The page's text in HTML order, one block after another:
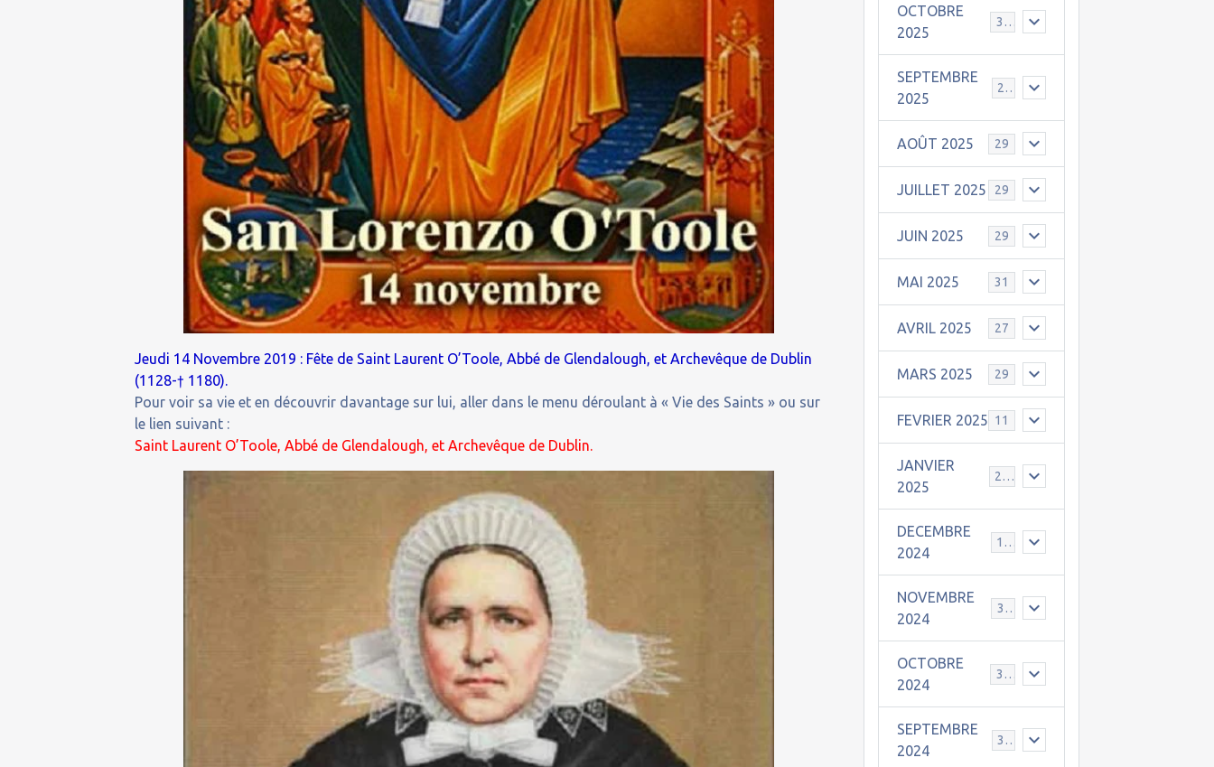
Jeudi 14 Novembre 2019 : Fête de Saint Laurent O’Toole, Abbé de Glendalough, et Archevêque de Dublin
(1128-† 1180).
Pour voir sa vie et en découvrir davantage sur lui, aller dans le menu déroulant à « Vie des Saints » ou sur
le lien suivant :
Saint Laurent O’Toole, Abbé de Glendalough, et Archevêque de Dublin.
OCTOBRE
2025
31
SEPTEMBRE
2025
25
AOÛT 2025 29
JUILLET 2025 29
JUIN 2025 29
MAI 2025 31
AVRIL 2025 27
MARS 2025 29
FEVRIER 2025 11
JANVIER
2025
25
DECEMBRE
2024
19
NOVEMBRE
2024
30
OCTOBRE
2024
31
SEPTEMBRE
2024
30